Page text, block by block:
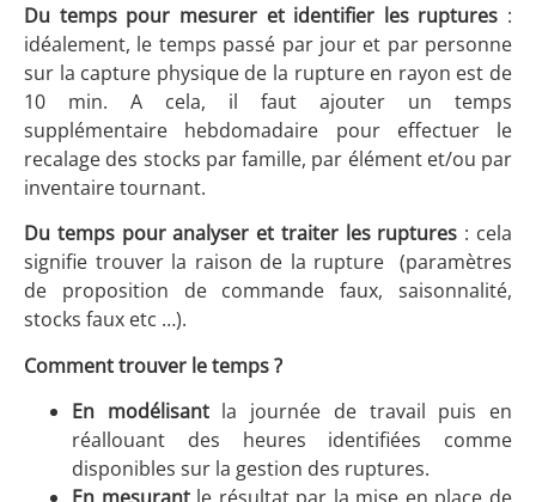
Du temps pour mesurer et identifier les ruptures :
idéalement, le temps passé par jour et par personne
sur la capture physique de la rupture en rayon est de
10 min. A cela, il faut ajouter un temps
supplémentaire hebdomadaire pour effectuer le
recalage des stocks par famille, par élément et/ou par
inventaire tournant.
Du temps pour analyser et traiter les ruptures : cela
signifie trouver la raison de la rupture (paramètres
de proposition de commande faux, saisonnalité,
stocks faux etc …).
Comment trouver le temps ?
En modélisantla journée de travail puis en
réallouant des heures identifiées comme
disponibles sur la gestion des ruptures.